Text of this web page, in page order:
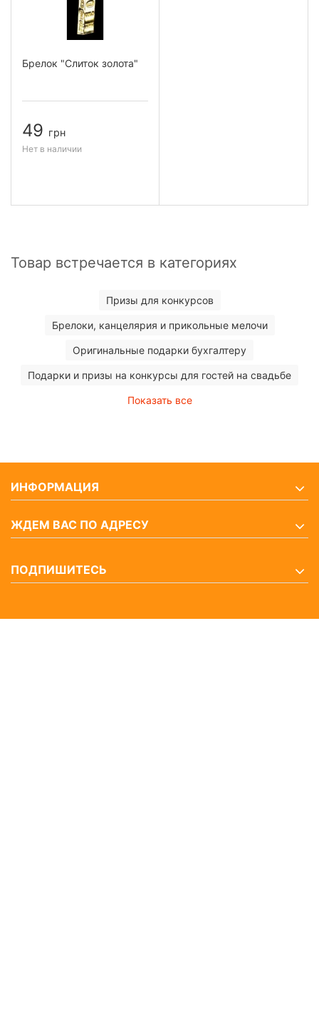
Брелок "Слиток золота"
49 грн
Нет в наличии
Товар встречается в категориях
Призы для конкурсов
Брелоки, канцелярия и прикольные мелочи
Оригинальные подарки бухгалтеру
Подарки и призы на конкурсы для гостей на свадьбе
Показать все
ИНФОРМАЦИЯ
ЖДЕМ ВАС ПО АДРЕСУ
ПОДПИШИТЕСЬ